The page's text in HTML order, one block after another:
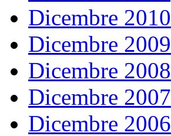
Dicembre 2010
Dicembre 2009
Dicembre 2008
Dicembre 2007
Dicembre 2006